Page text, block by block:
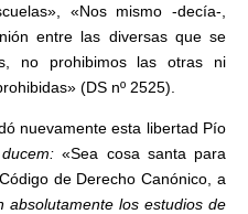
«Nos mismo -decía-,
entre las diversas que se
no prohibimos las otras ni
(DS nº 2525).
nuevamente esta libertad Pío
«Sea cosa santa para
de Derecho Canónico, a
absolutamente los estudios de